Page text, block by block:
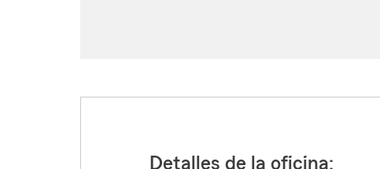
Detalles de la oficina: